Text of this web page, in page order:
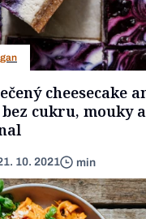
cheesecake
cukru, mouky
10. 2021 min